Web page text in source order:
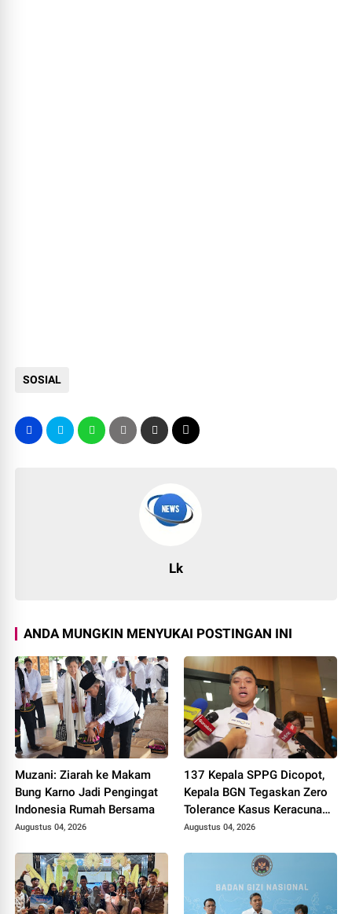
SOSIAL
Lk
ANDA MUNGKIN MENYUKAI POSTINGAN INI
Muzani: Ziarah ke Makam
Bung Karno Jadi Pengingat
Indonesia Rumah Bersama
Augustus 04, 2026
137 Kepala SPPG Dicopot,
Kepala BGN Tegaskan Zero
Tolerance Kasus Keracunan
MBG
Augustus 04, 2026